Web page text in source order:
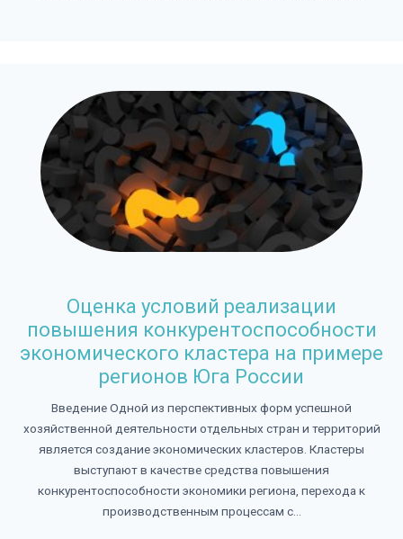
Оценка условий реализации
повышения конкурентоспособности
экономического кластера на примере
регионов Юга России
Введение Одной из перспективных форм успешной
хозяйственной деятельности отдельных стран и территорий
является создание экономических кластеров. Кластеры
выступают в качестве средства повышения
конкурентоспособности экономики региона, перехода к
производственным процессам с...